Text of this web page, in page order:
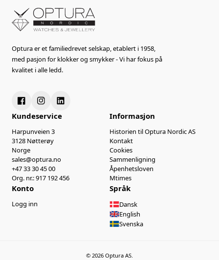
Optura er et familiedrevet selskap, etablert i 1958,
med pasjon for klokker og smykker - Vi har fokus på
kvalitet i alle ledd.
Kundeservice
Harpunveien 3
3128 Nøtterøy
Norge
sales@optura.no
+47 33 30 45 00
Org. nr.: 917 192 456
Informasjon
Historien til Optura Nordic AS
Kontakt
Cookies
Sammenligning
Åpenhetsloven
Mtimes
Konto
Logg inn
Språk
Dansk
English
Svenska
© 2026 Optura AS.